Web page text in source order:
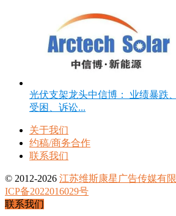
光伏支架龙头中信博： 业绩暴跌
受困、诉讼...
关于我们
约稿/商务合作
联系我们
© 2012-2026 江苏维斯康星广告传媒有
ICP备2022016029号
联系我们